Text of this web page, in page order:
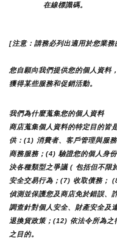
在線標識碼。
[注意：請務必列出適用於您業務
您自願向我們提供您的個人資料
獲得某些服務和促銷活動。
我們為什麼蒐集您的個人資料
商店蒐集個人資料的特定目的皆
供：(1) 消費者、客戶管理與服
商務服務；(4) 驗證您的個人身
決各種類型之爭議 ( 包括但不限
安全交易行為；(7) 收取債務；
偵測並保護您及商店免於錯誤、
調查針對個人安全、財產安全及
退換貨政策；(12) 依法令所為
之目的。